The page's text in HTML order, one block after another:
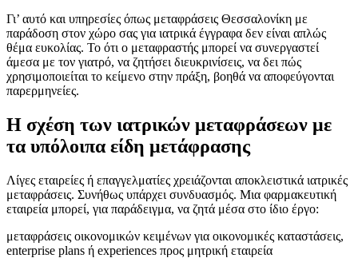
Γι’ αυτό και υπηρεσίες όπως μεταφράσεις Θεσσαλονίκη με
παράδοση στον χώρο σας για ιατρικά έγγραφα δεν είναι απλώς
θέμα ευκολίας. Το ότι ο μεταφραστής μπορεί να συνεργαστεί
άμεσα με τον γιατρό, να ζητήσει διευκρινίσεις, να δει πώς
χρησιμοποιείται το κείμενο στην πράξη, βοηθά να αποφεύγονται
παρερμηνείες.
Η σχέση των ιατρικών μεταφράσεων με
τα υπόλοιπα είδη μετάφρασης
Λίγες εταιρείες ή επαγγελματίες χρειάζονται αποκλειστικά ιατρικές
μεταφράσεις. Συνήθως υπάρχει συνδυασμός. Μια φαρμακευτική
εταιρεία μπορεί, για παράδειγμα, να ζητά μέσα στο ίδιο έργο:
μεταφράσεις οικονομικών κειμένων για οικονομικές καταστάσεις,
enterprise plans ή experiences προς μητρική εταιρεία